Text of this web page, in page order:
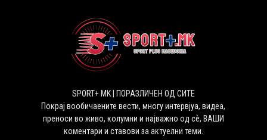
SPORT+ MK | ПОРАЗЛИЧЕН ОД СИТЕ
Покрај вообичаените вести, многу интервјуа, видеа,
преноси во живо, колумни и најважно од сѐ, ВАШИ
коментари и ставови за актуелни теми.